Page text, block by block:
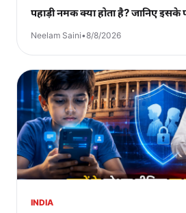
पहाड़ी नमक क्या होता है? जानिए
Neelam Saini•8/8/2026
INDIA